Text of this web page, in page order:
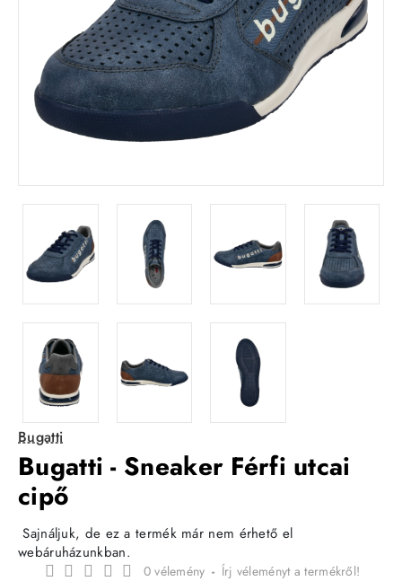
Bugatti
Bugatti - Sneaker Férfi utcai
cipő
Sajnáljuk, de ez a termék már nem érhető el
webáruházunkban.
0 vélemény - Írj véleményt a termékről!